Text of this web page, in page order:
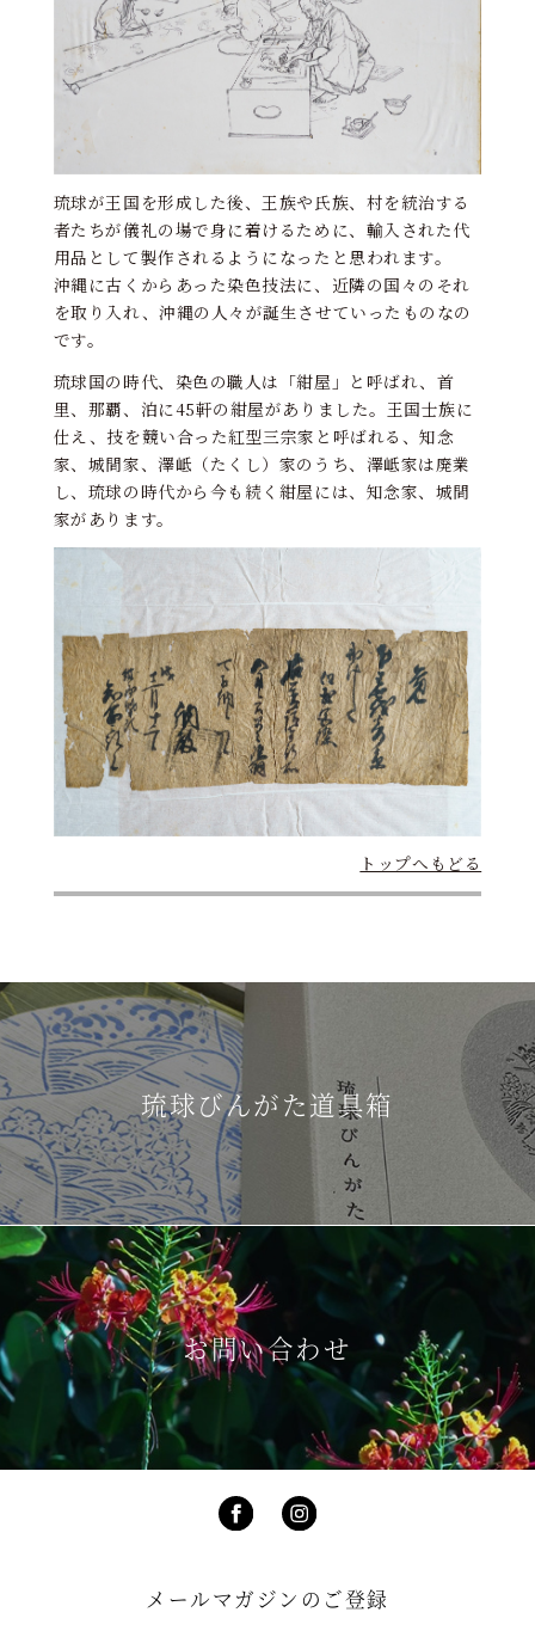
琉球が王国を形成した後、王族や氏族、村を統治する
者たちが儀礼の場で身に着けるために、輸入された代
用品として製作されるようになったと思われます。
沖縄に古くからあった染色技法に、近隣の国々のそれ
を取り入れ、沖縄の人々が誕生させていったものなの
です。
琉球国の時代、染色の職人は「紺屋」と呼ばれ、首
里、那覇、泊に45軒の紺屋がありました。王国士族に
仕え、技を競い合った紅型三宗家と呼ばれる、知念
家、城間家、澤岻（たくし）家のうち、澤岻家は廃業
し、琉球の時代から今も続く紺屋には、知念家、城間
家があります。
トップへもどる
琉球びんがた道具箱
お問い合わせ
メールマガジンのご登録